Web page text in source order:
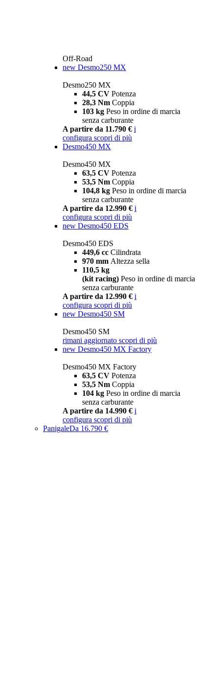
Off-Road
new Desmo250 MX
Desmo250 MX
44,5 CV Potenza
28,3 Nm Coppia
103 kg Peso in ordine di marcia
senza carburante
A partire da 11.790 € i
configura scopri di più
Desmo450 MX
Desmo450 MX
63,5 CV Potenza
53,5 Nm Coppia
104,8 kg Peso in ordine di marcia
senza carburante
A partire da 12.990 € i
configura scopri di più
new Desmo450 EDS
Desmo450 EDS
449,6 cc Cilindrata
970 mm Altezza sella
110,5 kg
(kit racing) Peso in ordine di marcia
senza carburante
A partire da 12.990 € i
configura scopri di più
new Desmo450 SM
Desmo450 SM
rimani aggiornato scopri di più
new Desmo450 MX Factory
Desmo450 MX Factory
63,5 CV Potenza
53,5 Nm Coppia
104 kg Peso in ordine di marcia
senza carburante
A partire da 14.990 € i
configura scopri di più
PanigaleDa 16.790 €